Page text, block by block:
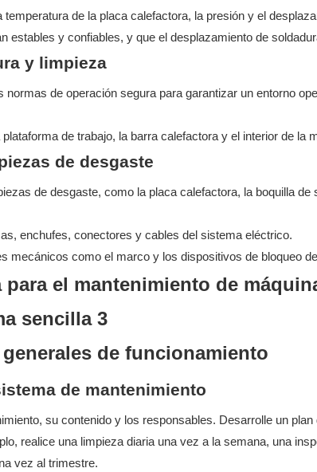
temperatura de la placa calefactora, la presión y el
estables y confiables, y que el desplazamiento de
y limpieza
normas de operación segura para garantizar un entorno
de trabajo, la barra calefactora y el interior de la
de desgaste
de desgaste, como la placa calefactora, la boquilla
enchufes, conectores y cables del sistema eléctrico.
mecánicos como el marco y los dispositivos de bloqueo
de funcionamiento
de mantenimiento
su contenido y los responsables. Desarrolle un
realice una limpieza diaria una vez a la semana, una
vez al trimestre.